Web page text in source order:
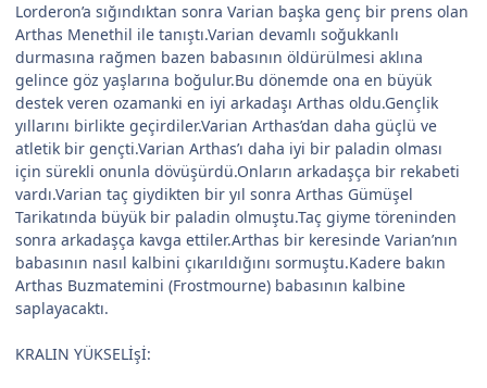
Lorderon’a sığındıktan sonra Varian başka genç bir prens olan
Arthas Menethil ile tanıştı.Varian devamlı soğukkanlı
durmasına rağmen bazen babasının öldürülmesi aklına
gelince göz yaşlarına boğulur.Bu dönemde ona en büyük
destek veren ozamanki en iyi arkadaşı Arthas oldu.Gençlik
yıllarını birlikte geçirdiler.Varian Arthas’dan daha güçlü ve
atletik bir gençti.Varian Arthas’ı daha iyi bir paladin olması
için sürekli onunla dövüşürdü.Onların arkadaşça bir rekabeti
vardı.Varian taç giydikten bir yıl sonra Arthas Gümüşel
Tarikatında büyük bir paladin olmuştu.Taç giyme töreninden
sonra arkadaşça kavga ettiler.Arthas bir keresinde Varian’nın
babasının nasıl kalbini çıkarıldığını sormuştu.Kadere bakın
Arthas Buzmatemini (Frostmourne) babasının kalbine
saplayacaktı.
KRALIN YÜKSELİşİ: